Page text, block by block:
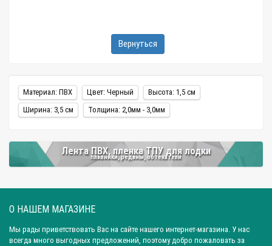
Вернуться
Материал: ПВХ Цвет: Черный
Высота: 1,5 см
Ширина: 3,5 см
Толщина: 2,0мм - 3,0мм
Лента ПВХ, пленка ТПУ для лодки
плавники, реданы, обтекатели
О НАШЕМ МАГАЗИНЕ
Мы рады приветствовать Вас на сайте нашего интернет-магазина. У нас
всегда много выгодных предложений, поэтому добро пожаловать за